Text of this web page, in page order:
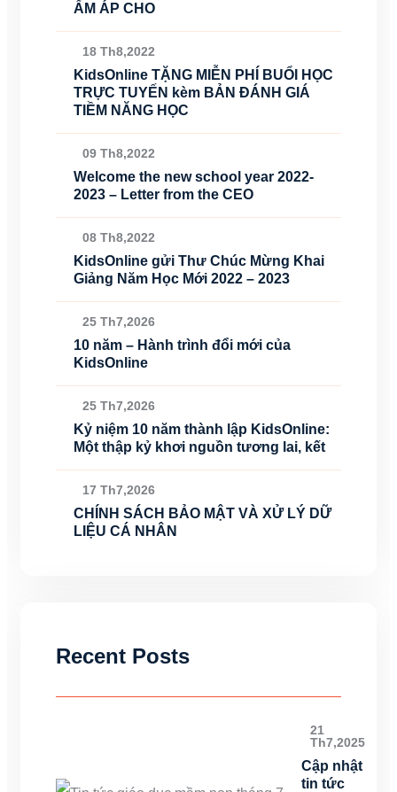
ẤM ÁP CHO
18 Th8,2022
KidsOnline TẶNG MIỄN PHÍ BUỔI HỌC
TRỰC TUYẾN kèm BẢN ĐÁNH GIÁ
TIỀM NĂNG HỌC
09 Th8,2022
Welcome the new school year 2022-
2023 – Letter from the CEO
08 Th8,2022
KidsOnline gửi Thư Chúc Mừng Khai
Giảng Năm Học Mới 2022 – 2023
25 Th7,2026
10 năm – Hành trình đổi mới của
KidsOnline
25 Th7,2026
Kỷ niệm 10 năm thành lập KidsOnline:
Một thập kỷ khơi nguồn tương lai, kết
17 Th7,2026
CHÍNH SÁCH BẢO MẬT VÀ XỬ LÝ DỮ
LIỆU CÁ NHÂN
Recent Posts
21
Th7,2025
Cập nhật
tin tức